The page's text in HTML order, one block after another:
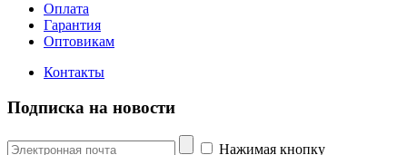
Оплата
Гарантия
Оптовикам
Контакты
Подписка на новости
Нажимая кнопку